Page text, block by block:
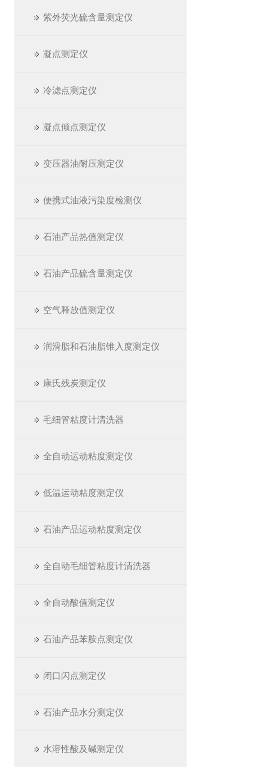
紫外荧光硫含量测定仪
凝点测定仪
冷滤点测定仪
凝点倾点测定仪
变压器油耐压测定仪
便携式油液污染度检测仪
石油产品热值测定仪
石油产品硫含量测定仪
空气释放值测定仪
润滑脂和石油脂锥入度测定仪
康氏残炭测定仪
毛细管粘度计清洗器
全自动运动粘度测定仪
低温运动粘度测定仪
石油产品运动粘度测定仪
全自动毛细管粘度计清洗器
全自动酸值测定仪
石油产品苯胺点测定仪
闭口闪点测定仪
石油产品水分测定仪
水溶性酸及碱测定仪